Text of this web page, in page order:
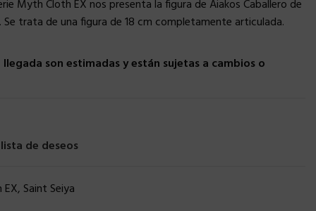
Myth Cloth EX nos presenta la figura de Aiakos Caballero de
trata de una figura de 18 cm completamente articulada.
llegada son estimadas y están sujetas a cambios o
de deseos
, Saint Seiya